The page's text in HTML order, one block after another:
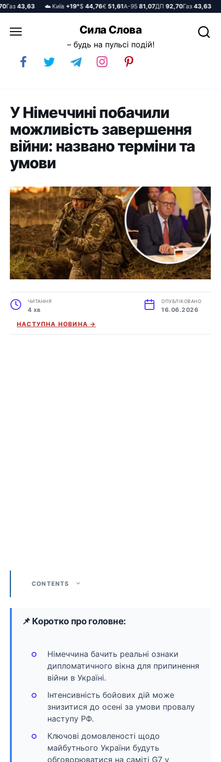
43,63 ☁️ Київ+19°$44,76€51,61А-9581,07ДП92,70Газ43,63 ☁️
до
Сила Слова
– будь на пульсі подій!
У Німеччині побачили
можливість завершення
війни: названо терміни та
умови
ЧИТАННЯ
4 хв
ОПУБЛІКОВАНО
16.06.2026
НАСТУПНА НОВИНА →
CONTENTS
📌 Коротко про головне:
Німеччина бачить реальні ознаки
дипломатичного вікна для припинення
війни в Україні.
Інтенсивність бойових дій може
знизитися до осені за умови провалу
наступу РФ.
Ключові домовленості щодо
майбутнього України будуть
обговорюватися на саміті G7 у